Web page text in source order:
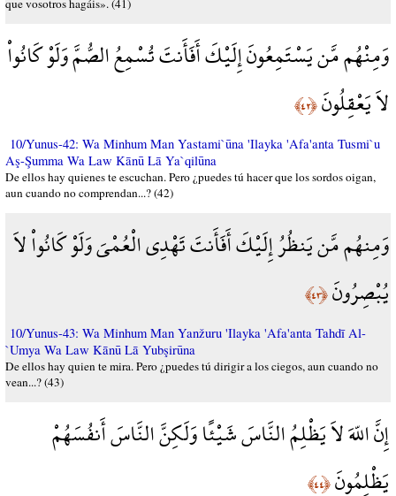
que vosotros hagáis». (41)
وَمِنْهُم مَّن يَسْتَمِعُونَ إِلَيْكَ أَفَأَنتَ تُسْمِعُ الصُّمَّ وَلَوْ كَانُواْ
لاَ يَعْقِلُونَ﴿٤٢﴾
10/Yunus-42: Wa Minhum Man Yastami`ūna 'Ilayka 'Afa'anta Tusmi`u
Aş-Şumma Wa Law Kānū Lā Ya`qilūna
De ellos hay quienes te escuchan. Pero ¿puedes tú hacer que los sordos oigan,
aun cuando no comprendan...? (42)
وَمِنهُم مَّن يَنظُرُ إِلَيْكَ أَفَأَنتَ تَهْدِي الْعُمْيَ وَلَوْ كَانُواْ لاَ
يُبْصِرُونَ﴿٤٣﴾
10/Yunus-43: Wa Minhum Man Yanžuru 'Ilayka 'Afa'anta Tahdī Al-
`Umya Wa Law Kānū Lā Yubşirūna
De ellos hay quien te mira. Pero ¿puedes tú dirigir a los ciegos, aun cuando no
vean...? (43)
إِنَّ اللّهَ لاَ يَظْلِمُ النَّاسَ شَيْئًا وَلَكِنَّ النَّاسَ أَنفُسَهُمْ
يَظْلِمُونَ﴿٤٤﴾